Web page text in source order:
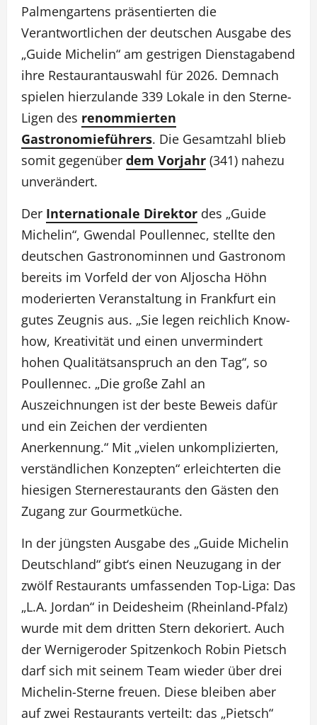
Palmengartens präsentierten die
Verantwortlichen der deutschen Ausgabe des
„Guide Michelin“ am gestrigen Dienstagabend
ihre Restaurantauswahl für 2026. Demnach
spielen hierzulande 339 Lokale in den Sterne-
Ligen des renommierten
Gastronomieführers. Die Gesamtzahl blieb
somit gegenüber dem Vorjahr (341) nahezu
unverändert.
Der Internationale Direktor des „Guide
Michelin“, Gwendal Poullennec, stellte den
deutschen Gastronominnen und Gastronom
bereits im Vorfeld der von Aljoscha Höhn
moderierten Veranstaltung in Frankfurt ein
gutes Zeugnis aus. „Sie legen reichlich Know-
how, Kreativität und einen unvermindert
hohen Qualitätsanspruch an den Tag“, so
Poullennec. „Die große Zahl an
Auszeichnungen ist der beste Beweis dafür
und ein Zeichen der verdienten
Anerkennung.“ Mit „vielen unkomplizierten,
verständlichen Konzepten“ erleichterten die
hiesigen Sternerestaurants den Gästen den
Zugang zur Gourmetküche.
In der jüngsten Ausgabe des „Guide Michelin
Deutschland“ gibt‘s einen Neuzugang in der
zwölf Restaurants umfassenden Top-Liga: Das
„L.A. Jordan“ in Deidesheim (Rheinland-Pfalz)
wurde mit dem dritten Stern dekoriert. Auch
der Wernigeroder Spitzenkoch Robin Pietsch
darf sich mit seinem Team wieder über drei
Michelin-Sterne freuen. Diese bleiben aber
auf zwei Restaurants verteilt: das „Pietsch“